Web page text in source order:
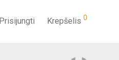
Prisijungti Krepšelis 0